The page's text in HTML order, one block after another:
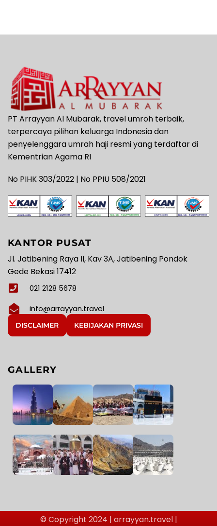
PT Arrayyan Al Mubarak, travel umroh terbaik,
terpercaya pilihan keluarga Indonesia dan
penyelenggara umrah haji resmi yang terdaftar di
Kementrian Agama RI
No PIHK 303/2022 | No PPIU 508/2021
KANTOR PUSAT
Jl. Jatibening Raya II, Kav 3A, Jatibening Pondok
Gede Bekasi 17412
021 2128 5678
info@arrayyan.travel
DISCLAIMER KEBIJAKAN PRIVASI
GALLERY
© Copyright 2024 | arrayyan.travel |